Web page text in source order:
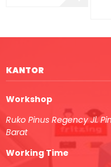
KANTOR
Workshop
Ruko Pinus Regency Jl.
Barat
Working Time